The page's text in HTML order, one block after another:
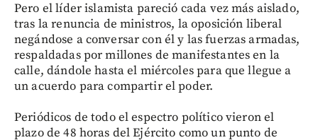
Pero el líder islamista pareció cada vez más aislado,
tras la renuncia de ministros, la oposición liberal
negándose a conversar con él y las fuerzas armadas,
respaldadas por millones de manifestantes en la
calle, dándole hasta el miércoles para que llegue a
un acuerdo para compartir el poder.
Periódicos de todo el espectro político vieron el
plazo de 48 horas del Ejército como un punto de